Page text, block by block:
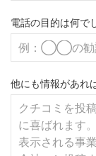
電話の目的は何で
他にも情報があれ